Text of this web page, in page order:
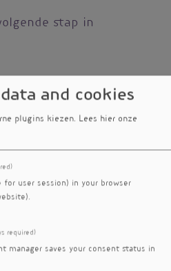
stap in
and cookies
plugins kiezen. Lees hier onze
for user session) in your browser
required)
manager saves your consent status in